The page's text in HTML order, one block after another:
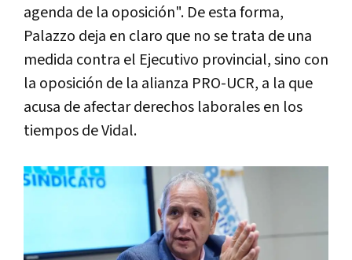
agenda de la oposición". De esta forma,
Palazzo deja en claro que no se trata de una
medida contra el Ejecutivo provincial, sino con
la oposición de la alianza PRO-UCR, a la que
acusa de afectar derechos laborales en los
tiempos de Vidal.